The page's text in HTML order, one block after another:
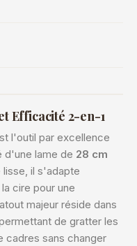
Efficacité 2-en-1
l'outil par excellence
d'une lame de 28 cm
il s'adapte
cire pour une
majeur réside dans
de gratter les
cadres sans changer